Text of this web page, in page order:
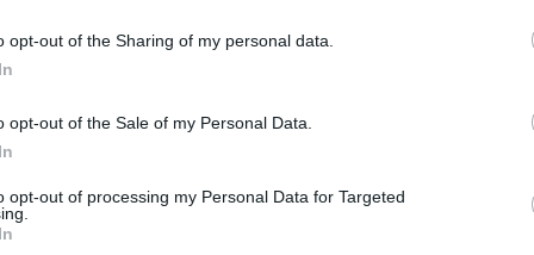
opt-out of the Sharing of my personal data.
opt-out of the Sale of my Personal Data.
opt-out of processing my Personal Data for Targeted
του, εάν επρόκειτο να
για ζητήματα δημοσίου
του ΕΣΡ. Το ΕΣΡ δεν έχει ρόλο
των δρώμενων στα ΜΜΕ.
ορισμένες κατηγορίες, σχηματίζει
υποθέσεων».